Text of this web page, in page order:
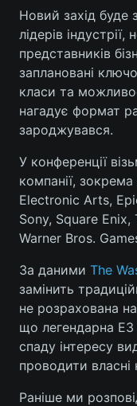
Спорт
Техно і зв'язок
Зброя
Цікавинки
Екологія
Відео з Youtube
Інтерв'ю
Архів
Новий захід буде
лідерів
представників
заплановані
класи та
нагадує формат
зароджувався.
У конференції
компанії,
Electronic Arts,
Sony, Square
Warner Bros.
За даними The
замінить
не розрахована
що легендарна E3
спаду інтересу
проводити власні
Раніше ми